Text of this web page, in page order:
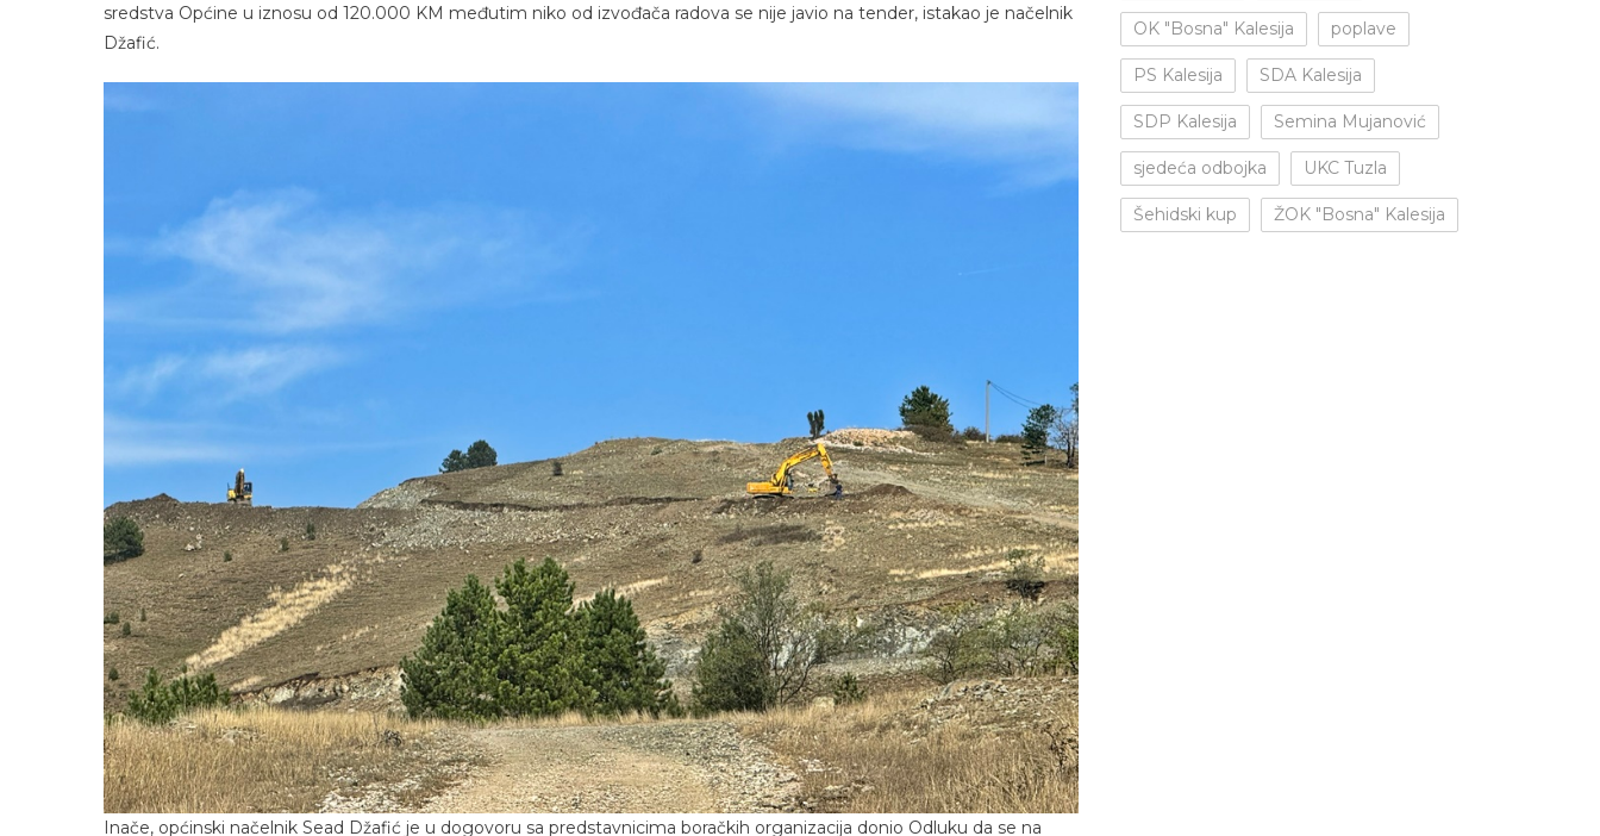
sredstva Općine u iznosu od 120.000 KM međutim niko od izvođača radova se nije javio na tender, istakao je načelnik
Džafić.
Inače, općinski načelnik Sead Džafić je u dogovoru sa predstavnicima boračkih organizacija donio Odluku da se na
OK "Bosna" Kalesija poplave
PS Kalesija SDA Kalesija
SDP Kalesija Semina Mujanović
sjedeća odbojka UKC Tuzla
Šehidski kup ŽOK "Bosna" Kalesija